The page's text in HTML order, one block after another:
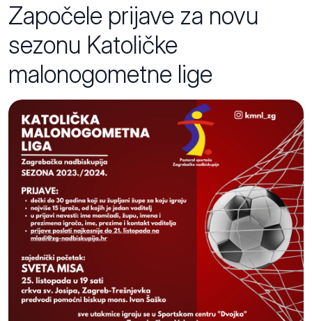
Započele prijave za novu
sezonu Katoličke
malonogometne lige